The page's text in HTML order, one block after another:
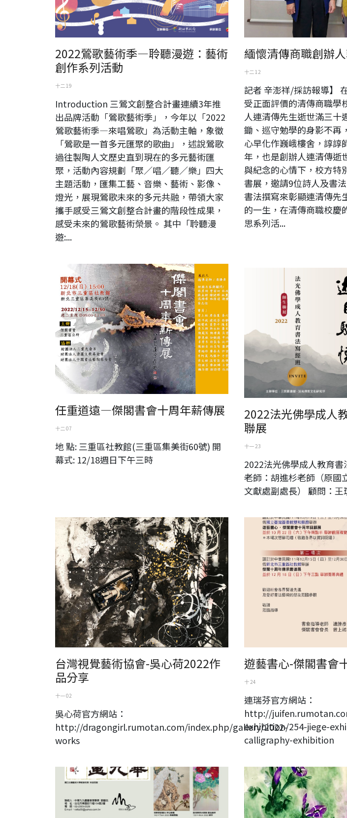
2022鶯歌藝術季—聆聽漫遊：藝術
創作系列活動
十二 19
Introduction 三鶯文創整合計畫連續3年推
出品牌活動「鶯歌藝術季」，今年以「2022
鶯歌藝術季—來唱鶯歌」為活動主軸，象徵
「鶯歌是一首多元匯聚的歌曲」，述說鶯歌
過往製陶人文歷史直到現在的多元藝術匯
聚，活動內容規劃「聚／唱／聽／樂」四大
主題活動，匯集工藝、音樂、藝術、影像、
燈光，展現鶯歌未來的多元共融，帶領大家
攜手感受三鶯文創整合計畫的階段性成果，
感受未來的鶯歌藝術榮景。 其中「聆聽漫
遊:...
緬懷清傳商職創辦
十二 12
記者 辛澎祥/採訪報導】
受正面評價的清傳商職學
人連清傳先生逝世滿三十
鋤、巡守勉學的身影不再
心早化作巍峨樓舍，諄諄
年，也是創辦人連清傳逝
與紀念的心情下，校方特
書展，邀請9位詩人及書
書法撰寫來彰顯連清傳先
的一生，在清傳商職校慶
思系列活...
任重道遠—傑閣書會十周年薪傳展
十二 07
地 點: 三重區社教館(三重區集美街60號) 開
幕式: 12/18週日下午三時
2022法光佛學成人
聯展
十一 23
2022法光佛學成人教育
老師：胡進杉老師（原國
文獻處副處長） 顧問：王
台灣視覺藝術協會-吳心荷2022作品分享
台灣視覺藝術協會-吳心荷2022作
品分享
十一 02
吳心荷官方網站：
http://dragongirl.rumotan.com/index.php/gallery/2022-
works
傑閣書會 十周年回顧展
遊藝書心-傑閣書會
十 24
連瑞芬官方網站：
http://
exhibition/254-jiege-
calligraphy-exhibition
2022 中華九九書畫會壬寅年會員聯展 楊秀櫻2022新作